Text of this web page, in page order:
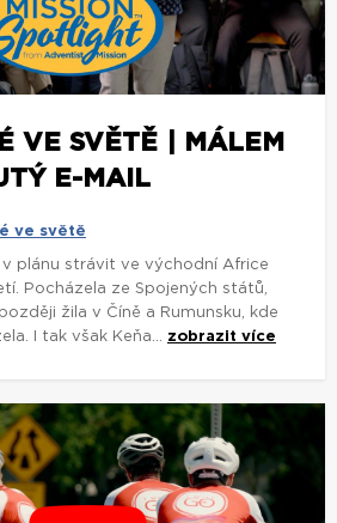
VE SVĚTĚ | MÁLEM
E-MAIL
ve světě
v plánu strávit ve východní Africe
Pocházela ze Spojených států,
žila v Číně a Rumunsku, kde
I tak však Keňa... zobrazit více